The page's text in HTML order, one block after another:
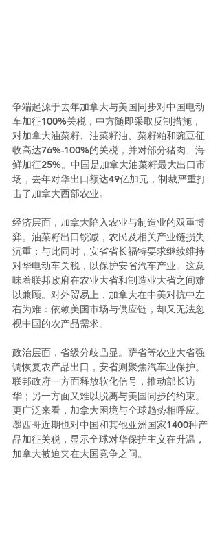
争端起源于去年加拿大与美国同步对中国电动
车加征100%关税，中方随即采取反制措施，
对加拿大油菜籽、油菜籽油、菜籽粕和豌豆征
收高达76%-100%的关税，并对部分猪肉、海
鲜加征25%。中国是加拿大油菜籽最大出口市
场，去年对华出口额达49亿加元，制裁严重打
击了加拿大西部农业。
经济层面，加拿大陷入农业与制造业的双重博
弈。油菜籽出口锐减，农民及相关产业链损失
沉重；与此同时，安省省长福特要求继续维持
对华电动车关税，以保护安省汽车产业。这意
味着联邦政府在农业大省和制造业大省之间难
以兼顾。对外贸易上，加拿大在中美对抗中左
右为难：依赖美国市场与供应链，却又无法忽
视中国的农产品需求。
政治层面，省级分歧凸显。萨省等农业大省强
调恢复农产品出口，安省则聚焦汽车业保护。
联邦政府一方面释放软化信号，推动部长访
华；另一方面又难以脱离与美国同步的约束。
更广泛来看，加拿大困境与全球趋势相呼应。
墨西哥近期也对中国和其他亚洲国家1400种产
品加征关税，显示全球对华保护主义在升温，
加拿大被迫夹在大国竞争之间。